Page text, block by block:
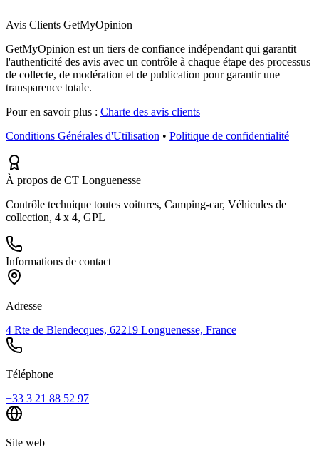
Avis Clients GetMyOpinion
GetMyOpinion est un tiers de confiance indépendant qui garantit
l'authenticité des avis avec un contrôle à chaque étape des processus
de collecte, de modération et de publication pour garantir une
transparence totale.
Pour en savoir plus : Charte des avis clients
Conditions Générales d'Utilisation • Politique de confidentialité
À propos de CT Longuenesse
Contrôle technique toutes voitures, Camping-car, Véhicules de
collection, 4 x 4, GPL
Informations de contact
Adresse
4 Rte de Blendecques, 62219 Longuenesse, France
Téléphone
+33 3 21 88 52 97
Site web